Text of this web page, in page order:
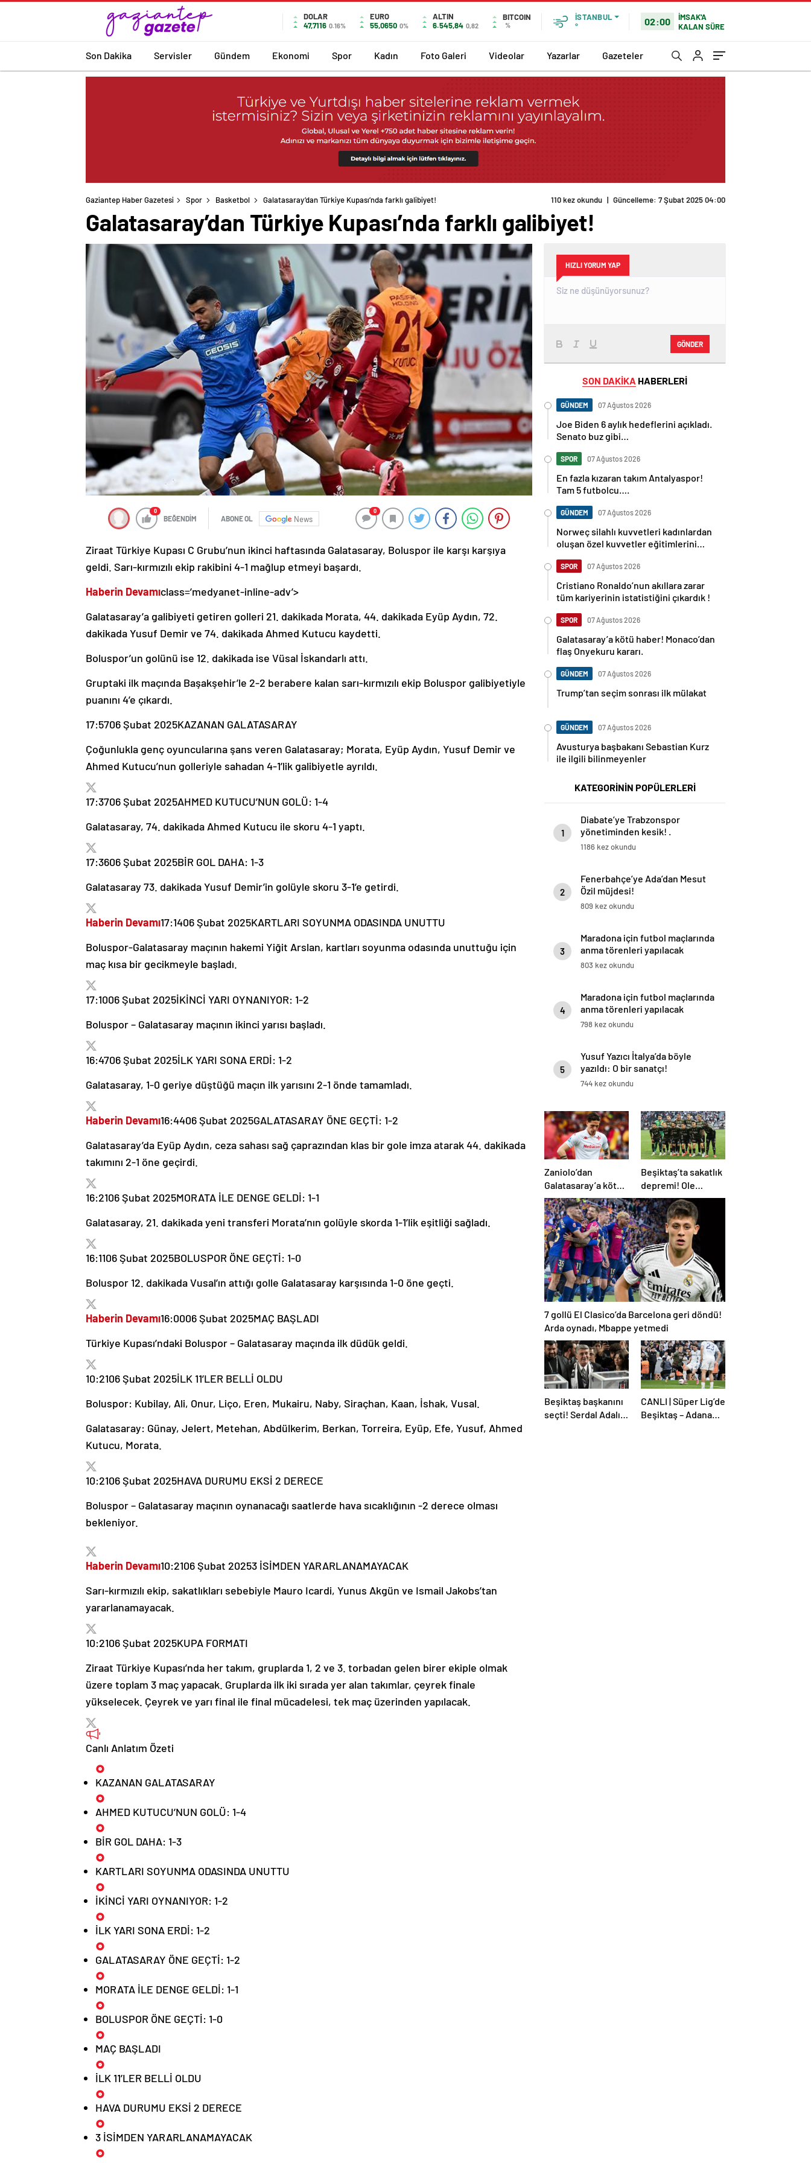
DOLAR
47,7116 0.16%
EURO
55,0650 0%
ALTIN
6.545,84 0,82
BITCOIN
%
İSTANBUL
°
02:00
İMSAK'A
KALAN SÜRE
Son Dakika Servisler Gündem Ekonomi Spor Kadın Foto Galeri Videolar Yazarlar Gazeteler
Gaziantep Haber Gazetesi Spor Basketbol Galatasaray’dan Türkiye Kupası’nda farklı galibiyet! 110 kez okundu | Güncelleme: 7 Şubat 2025 04:00
Galatasaray’dan Türkiye Kupası’nda farklı galibiyet!
0
BEĞENDİM ABONE OL News
0
Ziraat Türkiye Kupası C Grubu’nun ikinci haftasında Galatasaray, Boluspor ile karşı karşıya
geldi. Sarı-kırmızılı ekip rakibini 4-1 mağlup etmeyi başardı.
Haberin Devamıclass=’medyanet-inline-adv’>
Galatasaray’a galibiyeti getiren golleri 21. dakikada Morata, 44. dakikada Eyüp Aydın, 72.
dakikada Yusuf Demir ve 74. dakikada Ahmed Kutucu kaydetti.
Boluspor’un golünü ise 12. dakikada ise Vüsal İskandarlı attı.
Gruptaki ilk maçında Başakşehir’le 2-2 berabere kalan sarı-kırmızılı ekip Boluspor galibiyetiyle
puanını 4’e çıkardı.
17:5706 Şubat 2025KAZANAN GALATASARAY
Çoğunlukla genç oyuncularına şans veren Galatasaray; Morata, Eyüp Aydın, Yusuf Demir ve
Ahmed Kutucu’nun golleriyle sahadan 4-1’lik galibiyetle ayrıldı.
17:3706 Şubat 2025AHMED KUTUCU’NUN GOLÜ: 1-4
Galatasaray, 74. dakikada Ahmed Kutucu ile skoru 4-1 yaptı.
17:3606 Şubat 2025BİR GOL DAHA: 1-3
Galatasaray 73. dakikada Yusuf Demir’in golüyle skoru 3-1’e getirdi.
Haberin Devamı17:1406 Şubat 2025KARTLARI SOYUNMA ODASINDA UNUTTU
Boluspor-Galatasaray maçının hakemi Yiğit Arslan, kartları soyunma odasında unuttuğu için
maç kısa bir gecikmeyle başladı.
17:1006 Şubat 2025İKİNCİ YARI OYNANIYOR: 1-2
Boluspor – Galatasaray maçının ikinci yarısı başladı.
16:4706 Şubat 2025İLK YARI SONA ERDİ: 1-2
Galatasaray, 1-0 geriye düştüğü maçın ilk yarısını 2-1 önde tamamladı.
Haberin Devamı16:4406 Şubat 2025GALATASARAY ÖNE GEÇTİ: 1-2
Galatasaray’da Eyüp Aydın, ceza sahası sağ çaprazından klas bir gole imza atarak 44. dakikada
takımını 2-1 öne geçirdi.
16:2106 Şubat 2025MORATA İLE DENGE GELDİ: 1-1
Galatasaray, 21. dakikada yeni transferi Morata’nın golüyle skorda 1-1’lik eşitliği sağladı.
16:1106 Şubat 2025BOLUSPOR ÖNE GEÇTİ: 1-0
Boluspor 12. dakikada Vusal’ın attığı golle Galatasaray karşısında 1-0 öne geçti.
Haberin Devamı16:0006 Şubat 2025MAÇ BAŞLADI
Türkiye Kupası’ndaki Boluspor – Galatasaray maçında ilk düdük geldi.
10:2106 Şubat 2025İLK 11’LER BELLİ OLDU
Boluspor: Kubilay, Ali, Onur, Liço, Eren, Mukairu, Naby, Siraçhan, Kaan, İshak, Vusal.
Galatasaray: Günay, Jelert, Metehan, Abdülkerim, Berkan, Torreira, Eyüp, Efe, Yusuf, Ahmed
Kutucu, Morata.
10:2106 Şubat 2025HAVA DURUMU EKSİ 2 DERECE
Boluspor – Galatasaray maçının oynanacağı saatlerde hava sıcaklığının -2 derece olması
bekleniyor.
Haberin Devamı10:2106 Şubat 20253 İSİMDEN YARARLANAMAYACAK
Sarı-kırmızılı ekip, sakatlıkları sebebiyle Mauro Icardi, Yunus Akgün ve Ismail Jakobs’tan
yararlanamayacak.
10:2106 Şubat 2025KUPA FORMATI
Ziraat Türkiye Kupası’nda her takım, gruplarda 1, 2 ve 3. torbadan gelen birer ekiple olmak
üzere toplam 3 maç yapacak. Gruplarda ilk iki sırada yer alan takımlar, çeyrek finale
yükselecek. Çeyrek ve yarı final ile final mücadelesi, tek maç üzerinden yapılacak.
Canlı Anlatım Özeti
KAZANAN GALATASARAY
AHMED KUTUCU’NUN GOLÜ: 1-4
BİR GOL DAHA: 1-3
KARTLARI SOYUNMA ODASINDA UNUTTU
İKİNCİ YARI OYNANIYOR: 1-2
İLK YARI SONA ERDİ: 1-2
GALATASARAY ÖNE GEÇTİ: 1-2
MORATA İLE DENGE GELDİ: 1-1
BOLUSPOR ÖNE GEÇTİ: 1-0
MAÇ BAŞLADI
İLK 11’LER BELLİ OLDU
HAVA DURUMU EKSİ 2 DERECE
3 İSİMDEN YARARLANAMAYACAK
HIZLI YORUM YAP
GÖNDER
SON DAKİKA HABERLERİ
GÜNDEM 07 Ağustos 2026
Joe Biden 6 aylık hedeflerini açıkladı.
Senato buz gibi…
SPOR 07 Ağustos 2026
En fazla kızaran takım Antalyaspor!
Tam 5 futbolcu….
GÜNDEM 07 Ağustos 2026
Norweç silahlı kuvvetleri kadınlardan
oluşan özel kuvvetler eğitimlerini
SPOR 07 Ağustos 2026
Cristiano Ronaldo’nun akıllara zarar
tüm kariyerinin istatistiğini çıkardık !
SPOR 07 Ağustos 2026
Galatasaray’a kötü haber! Monaco’dan
flaş Onyekuru kararı.
GÜNDEM 07 Ağustos 2026
Trump’tan seçim sonrası ilk mülakat
GÜNDEM 07 Ağustos 2026
Avusturya başbakanı Sebastian Kurz
ile ilgili bilinmeyenler
KATEGORİNİN POPÜLERLERİ
1
Diabate’ye Trabzonspor
yönetiminden kesik! .
1186 kez okundu
2
Fenerbahçe’ye Ada’dan Mesut
Özil müjdesi!
809 kez okundu
3
Maradona için futbol maçlarında
anma törenleri yapılacak
803 kez okundu
4
Maradona için futbol maçlarında
anma törenleri yapılacak
798 kez okundu
5
Yusuf Yazıcı İtalya’da böyle
yazıldı: O bir sanatçı!
744 kez okundu
Zaniolo’dan
Galatasaray’a kötü
haber!
Beşiktaş’ta sakatlık
depremi! Ole
Gunnar Solskjaer’in
tepkisi dikkat çekti
7 gollü El Clasico’da Barcelona geri döndü!
Arda oynadı, Mbappe yetmedi
Beşiktaş başkanını
seçti! Serdal Adalı
CANLI | Süper Lig’de
Beşiktaş – Adana